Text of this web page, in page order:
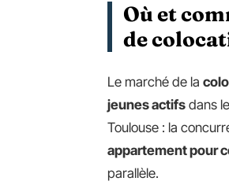
Où et
de
Le marché de la
jeunes actifs dans
Toulouse : la
appartement pour
parallèle.